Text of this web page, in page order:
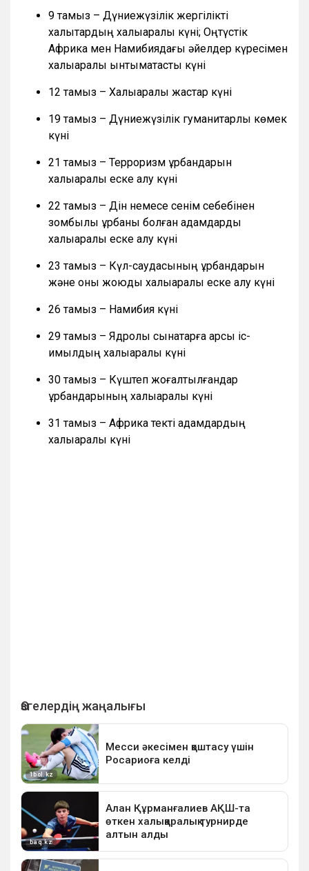
9 тамыз – Дүниежүзілік жергілікті
халықтардың халықаралық күні; Оңтүстік
Африка мен Намибиядағы әйелдер күресімен
халықаралық ынтымақтастық күні
12 тамыз – Халықаралық жастар күні
19 тамыз – Дүниежүзілік гуманитарлық көмек
күні
21 тамыз – Терроризм құрбандарын
халықаралық еске алу күні
22 тамыз – Дін немесе сенім себебінен
зомбылық құрбаны болған адамдарды
халықаралық еске алу күні
23 тамыз – Күл-саудасының құрбандарын
және оны жоюды халықаралық еске алу күні
26 тамыз – Намибия күні
29 тамыз – Ядролық сынақтарға қарсы іс-
қимылдың халықаралық күні
30 тамыз – Күштеп жоғалтылғандар
құрбандарының халықаралық күні
31 тамыз – Африка текті адамдардың
халықаралық күні